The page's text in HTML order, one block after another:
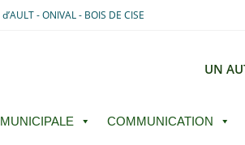
- ONIVAL - BOIS DE CISE
UN
COMMUNICATION